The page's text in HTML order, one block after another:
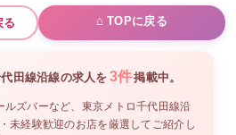
る ⌂ TOPに戻る
田線沿線の求人を 3件掲載中。
ズバーなど、 東京メトロ千代田線沿
未経験歓迎のお店を厳選してご紹介し